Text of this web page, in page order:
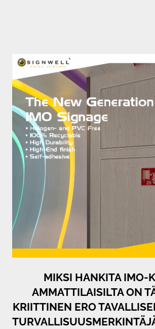
MIKSI HANKITA IMO-
AMMATTILAISILTA ON
KRIITTINEN ERO